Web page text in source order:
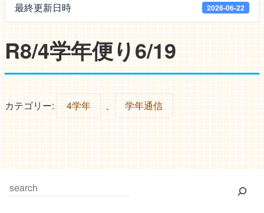
最終更新日時 2026-06-22
R8/4学年便り6/19
カテゴリー: 4学年 、 学年通信